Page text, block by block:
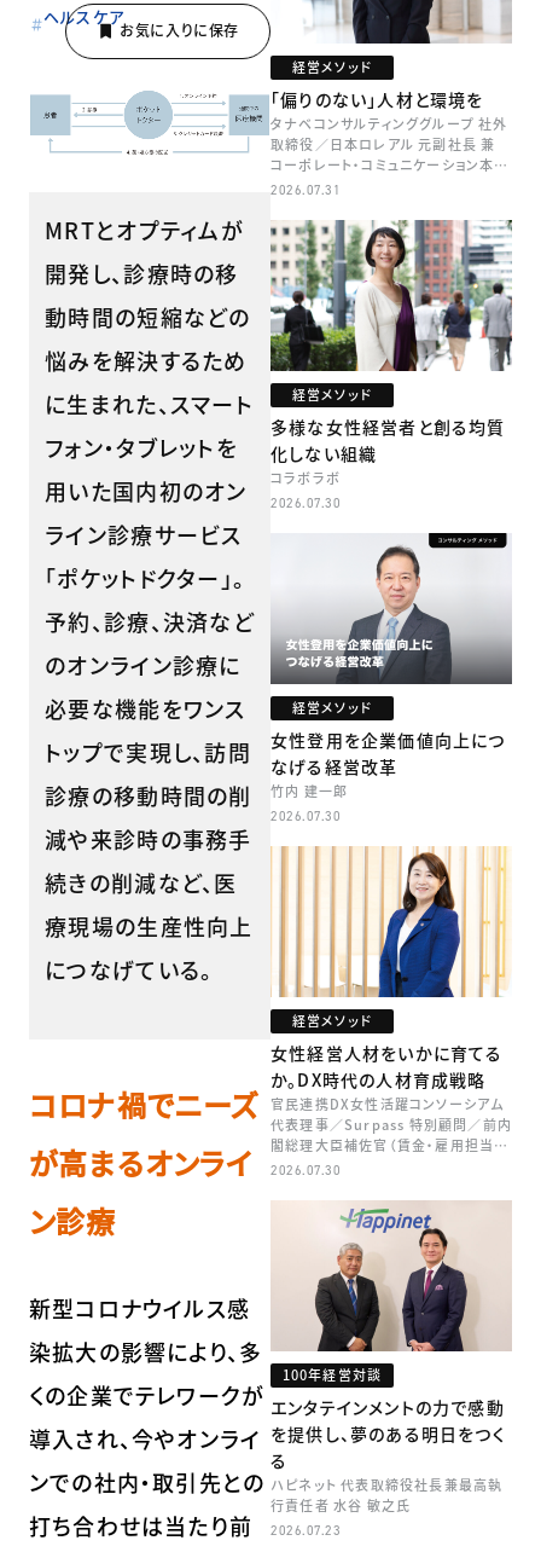
ヘルスケア
MRTとオプティムが
開発し、診療時の移
動時間の短縮などの
悩みを解決するため
に生まれた、スマート
フォン・タブレットを
用いた国内初のオン
ライン診療サービス
「ポケットドクター」。
予約、診療、決済など
のオンライン診療に
必要な機能をワンス
トップで実現し、訪問
診療の移動時間の削
減や来診時の事務手
続きの削減など、医
療現場の生産性向上
につなげている。
コロナ禍でニーズ
が高まるオンライ
ン診療
新型コロナウイルス感
染拡大の影響により、多
くの企業でテレワークが
導入され、今やオンライ
ンでの社内・取引先との
打ち合わせは当たり前
経営メソッド
「偏りのない」人材と環境を
タナベコンサルティンググループ 社外
取締役／日本ロレアル 元副社長 兼
コーポレート・コミュニケーション本部
本部長／キャリアコンサルタント 井村
2026.07.31
経営メソッド
多様な女性経営者と創る均質
化しない組織
コラボラボ
2026.07.30
経営メソッド
女性登用を企業価値向上につ
なげる経営改革
竹内 建一郎
2026.07.30
経営メソッド
女性経営人材をいかに育てる
か。DX時代の人材育成戦略
官民連携DX女性活躍コンソーシアム
代表理事／Surpass 特別顧問／前内
閣総理大臣補佐官（賃金・雇用担当）
矢田 稚子
2026.07.30
100年経営対談
エンタテインメントの力で感動
を提供し、夢のある明日をつく
る
ハピネット 代表取締役社長兼最高執
行責任者 水谷 敏之氏
2026.07.23